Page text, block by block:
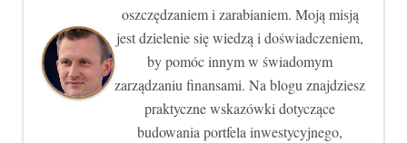
oszczędzaniem i zarabianiem. Moją misją
jest dzielenie się wiedzą i doświadczeniem,
by pomóc innym w świadomym
zarządzaniu finansami. Na blogu znajdziesz
praktyczne wskazówki dotyczące
budowania portfela inwestycyjnego,